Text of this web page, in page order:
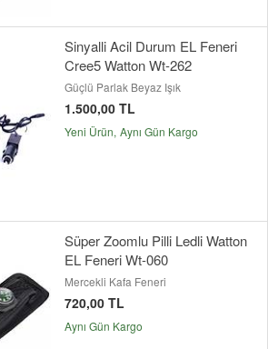
Sinyalli Acil Durum EL Feneri
Cree5 Watton Wt-262
Güçlü Parlak Beyaz Işık
1.500,00 TL
Yeni Ürün Aynı Gün Kargo
Süper Zoomlu Pilli Ledli Watton
EL Feneri Wt-060
Mercekli Kafa Feneri
720,00 TL
Aynı Gün Kargo